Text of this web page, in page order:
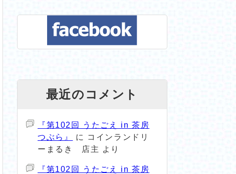
最近のコメント
『第102回 うたごえ in 茶房
つぶら』
に
コインランドリ
ーまるき 店主 より
『第102回 うたごえ in 茶房